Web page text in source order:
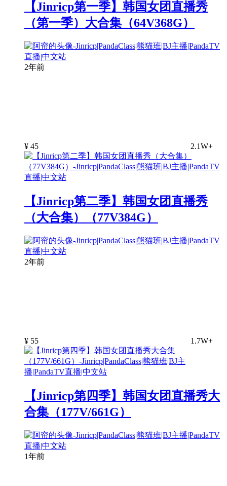
【Jinricp第一季】韩国女团直播秀
（第一季）大合集（64V368G）
2年前
¥ 45 2.1W+
【Jinricp第二季】韩国女团直播秀
（大合集）（77V384G）
2年前
¥ 55 1.7W+
【Jinricp第四季】韩国女团直播秀大
合集（177V/661G）
1年前